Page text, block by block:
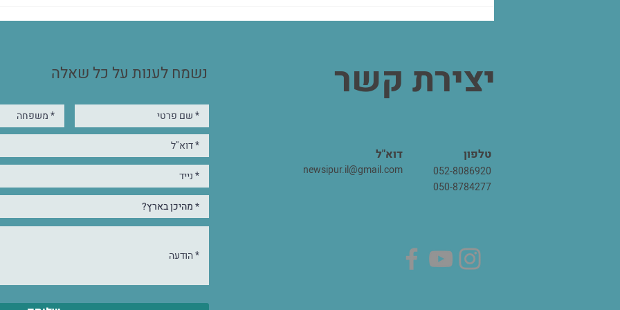
נשמח לענות על כל שאלה יצירת קשר
טלפון
052-8086920
050-8784277
דוא"ל
newsipur.il@gmail.com